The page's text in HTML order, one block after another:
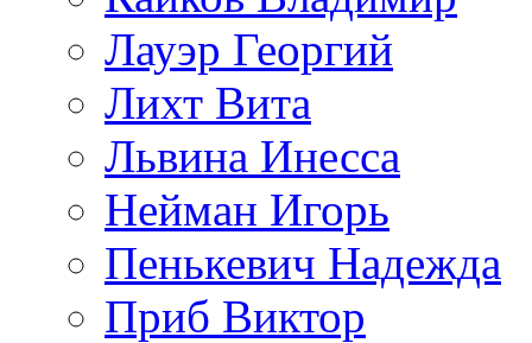
Лауэр Георгий
Лихт Вита
Львина Инесса
Нейман Игорь
Пенькевич Надежда
Приб Виктор